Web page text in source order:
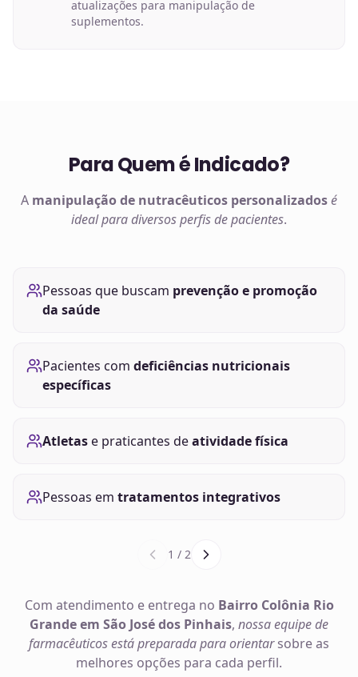
atualizações para manipulação de
suplementos.
Para Quem é Indicado?
A manipulação de nutracêuticos personalizadosé
ideal para diversos perfis de pacientes.
Pessoas que buscam prevenção e promoção
da saúde
Pacientes com deficiências nutricionais
específicas
Atletase praticantes deatividade física
Pessoas em tratamentos integrativos
1 / 2
Com atendimento e entrega no Bairro Colônia Rio
Grande em São José dos Pinhais, nossa equipe de
farmacêuticos está preparada para orientarsobre as
melhores opções para cada perfil.